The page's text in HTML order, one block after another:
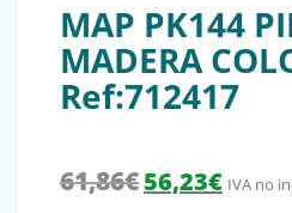
MAP PK144
MADERA
Ref:712417
61,86€ El precio original
56,23€ElIVA no